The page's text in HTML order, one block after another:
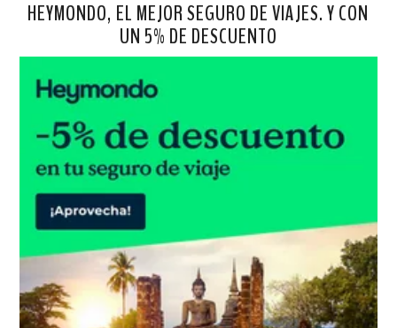
HEYMONDO, EL MEJOR SEGURO DE VIAJES. Y CON
UN 5% DE DESCUENTO